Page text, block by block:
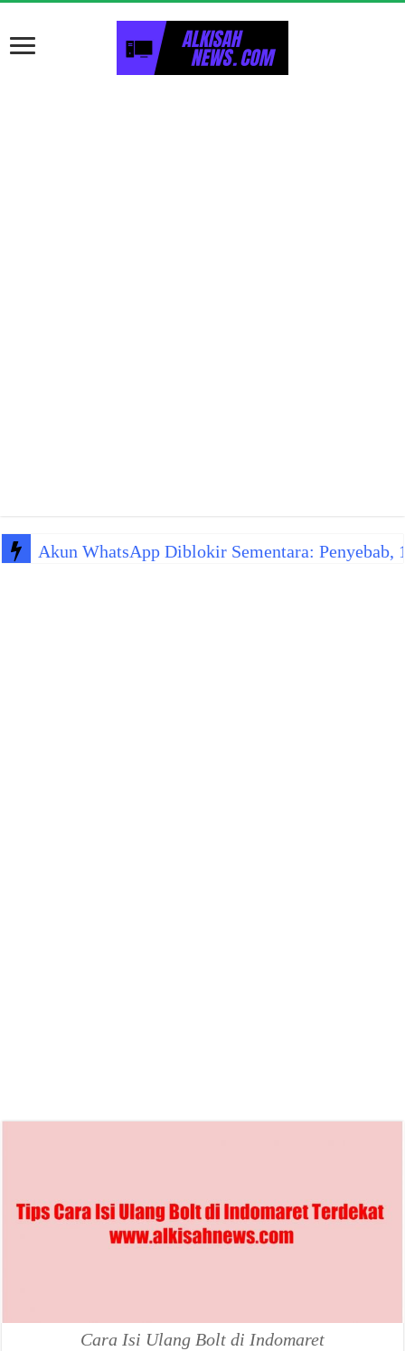
Akun WhatsApp Diblokir Sementara:
Cara Isi Ulang Bolt di Indomaret